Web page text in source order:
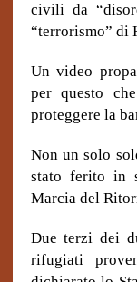
civili da
“terrorismo” di
Un video
per questo
proteggere la
Non un solo
stato ferito in
Marcia del
Due terzi dei
rifugiati